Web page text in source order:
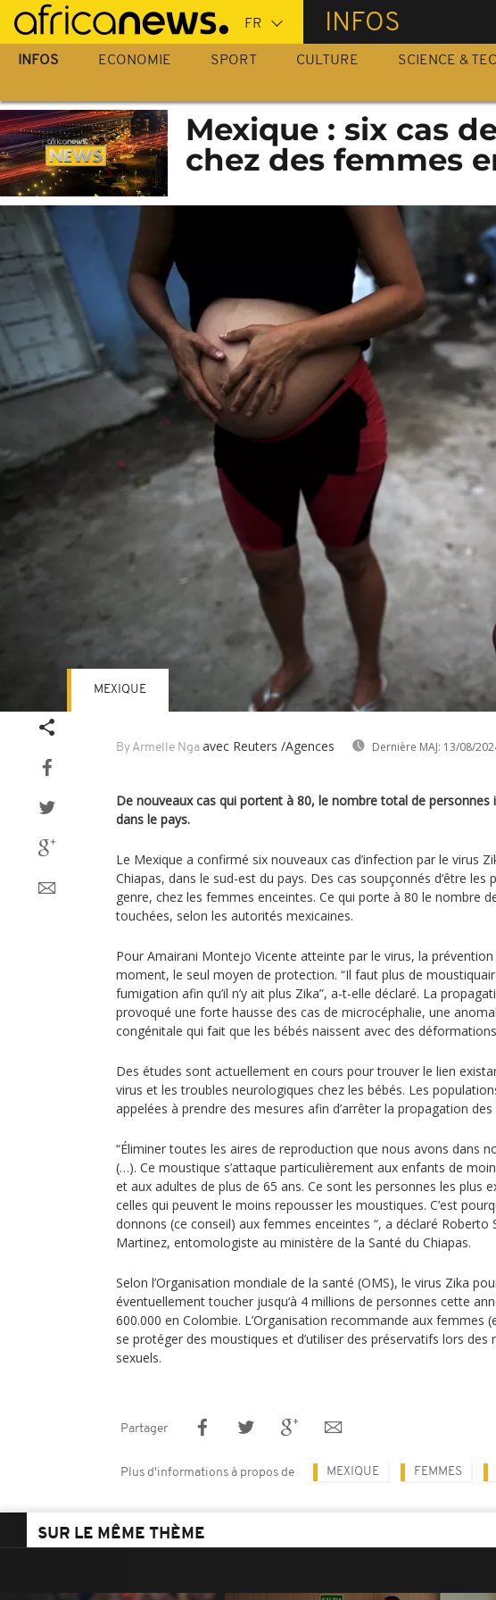
Passer
au
contenu
INFOS
INFOS ECONOMIE SPORT CULTURE SCIENCE &
Mexique : six cas
chez des femmes
By Armelle Nga avec Reuters /Agences Dernière MAJ: 13/08/
MEXIQUE
De nouveaux cas qui portent à 80, le nombre total de personnes
dans le pays.
Le Mexique a confirmé six nouveaux cas d’infection par le virus
Chiapas, dans le sud-est du pays. Des cas soupçonnés d‘être les
genre, chez les femmes enceintes. Ce qui porte à 80 le nombre
touchées, selon les autorités mexicaines.
Pour Amairani Montejo Vicente atteinte par le virus, la
moment, le seul moyen de protection. “Il faut plus de
fumigation afin qu’il n’y ait plus Zika”, a-t-elle déclaré. La
provoqué une forte hausse des cas de microcéphalie, une
congénitale qui fait que les bébés naissent avec des
Des études sont actuellement en cours pour trouver le lien
virus et les troubles neurologiques chez les bébés. Les
appelées à prendre des mesures afin d’arrêter la propagation
“Éliminer toutes les aires de reproduction que nous avons dans
(…). Ce moustique s’attaque particulièrement aux enfants de
et aux adultes de plus de 65 ans. Ce sont les personnes les plus
celles qui peuvent le moins repousser les moustiques. C’est
donnons (ce conseil) aux femmes enceintes “, a déclaré Roberto
Martinez, entomologiste au ministère de la Santé du Chiapas.
Selon l’Organisation mondiale de la santé (OMS), le virus Zika
éventuellement toucher jusqu‘à 4 millions de personnes cette
600.000 en Colombie. L’Organisation recommande aux femmes
se protéger des moustiques et d’utiliser des préservatifs lors des
sexuels.
Partager
Plus d'informations à propos de MEXIQUE FEMMES
SUR LE MÊME THÈME